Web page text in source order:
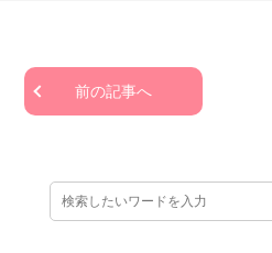
前の記事へ